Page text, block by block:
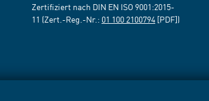
Zertifiziert nach DIN EN ISO 9001:2015-
11 (Zert.-Reg.-Nr.: 01 100 2100794 [PDF])